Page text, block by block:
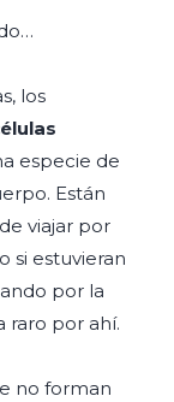
los
especie de
Están
viajar por
si estuvieran
por la
raro por ahí.
no forman